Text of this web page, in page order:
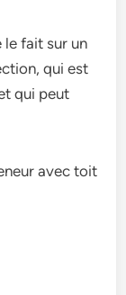
le fait sur un
qui est
qui peut